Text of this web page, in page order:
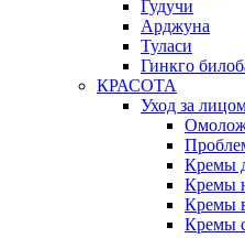
Гудучи
Арджуна
Туласи
Гинкго
КРАСОТА
Уход за
Кремы
Кремы
Кремы
Кремы